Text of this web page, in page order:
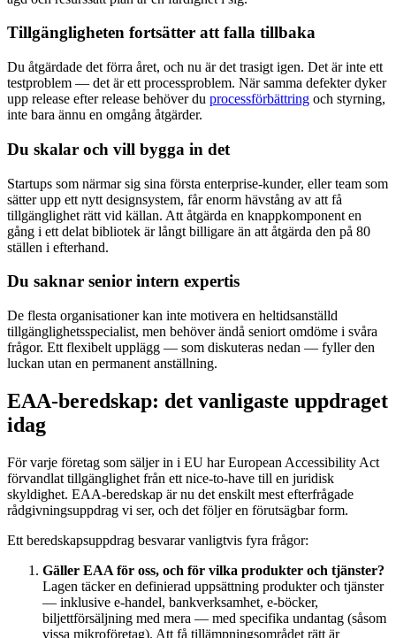
Tillgängligheten fortsätter att falla tillbaka
Du åtgärdade det förra året, och nu är det trasigt igen. Det är inte ett
testproblem — det är ett processproblem. När samma defekter dyker
upp release efter release behöver du processförbättring och styrning,
inte bara ännu en omgång åtgärder.
Du skalar och vill bygga in det
Startups som närmar sig sina första enterprise-kunder, eller team som
sätter upp ett nytt designsystem, får enorm hävstång av att få
tillgänglighet rätt vid källan. Att åtgärda en knappkomponent en
gång i ett delat bibliotek är långt billigare än att åtgärda den på 80
ställen i efterhand.
Du saknar senior intern expertis
De flesta organisationer kan inte motivera en heltidsanställd
tillgänglighetsspecialist, men behöver ändå seniort omdöme i svåra
frågor. Ett flexibelt upplägg — som diskuteras nedan — fyller den
luckan utan en permanent anställning.
EAA-beredskap: det vanligaste uppdraget
idag
För varje företag som säljer in i EU har European Accessibility Act
förvandlat tillgänglighet från ett nice-to-have till en juridisk
skyldighet. EAA-beredskap är nu det enskilt mest efterfrågade
rådgivningsuppdrag vi ser, och det följer en förutsägbar form.
Ett beredskapsuppdrag besvarar vanligtvis fyra frågor:
Gäller EAA för oss, och för vilka produkter och tjänster?
Lagen täcker en definierad uppsättning produkter och tjänster
— inklusive e-handel, bankverksamhet, e-böcker,
biljettförsäljning med mera — med specifika undantag (såsom
vissa mikroföretag). Att få tillämpningsområdet rätt är